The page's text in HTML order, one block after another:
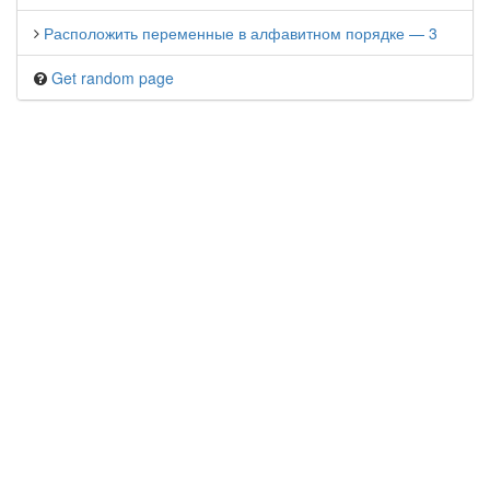
Расположить переменные в алфавитном порядке — 3
Get random page